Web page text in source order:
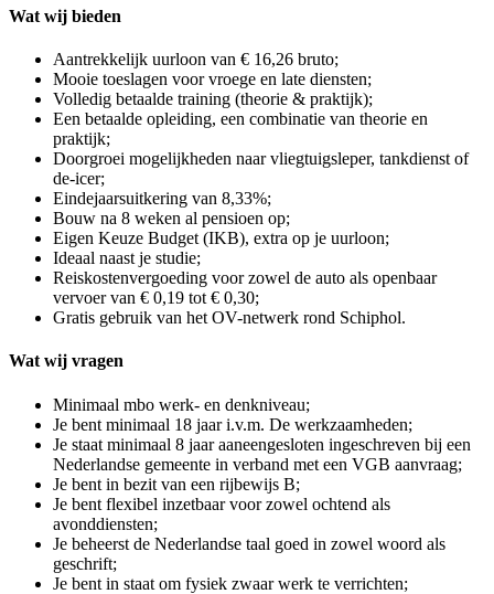
Wat wij bieden
Aantrekkelijk uurloon van € 16,26 bruto;
Mooie toeslagen voor vroege en late diensten;
Volledig betaalde training (theorie & praktijk);
Een betaalde opleiding, een combinatie van theorie en
praktijk;
Doorgroei mogelijkheden naar vliegtuigsleper, tankdienst of
de-icer;
Eindejaarsuitkering van 8,33%;
Bouw na 8 weken al pensioen op;
Eigen Keuze Budget (IKB), extra op je uurloon;
Ideaal naast je studie;
Reiskostenvergoeding voor zowel de auto als openbaar
vervoer van € 0,19 tot € 0,30;
Gratis gebruik van het OV-netwerk rond Schiphol.
Wat wij vragen
Minimaal mbo werk- en denkniveau;
Je bent minimaal 18 jaar i.v.m. De werkzaamheden;
Je staat minimaal 8 jaar aaneengesloten ingeschreven bij een
Nederlandse gemeente in verband met een VGB aanvraag;
Je bent in bezit van een rijbewijs B;
Je bent flexibel inzetbaar voor zowel ochtend als
avonddiensten;
Je beheerst de Nederlandse taal goed in zowel woord als
geschrift;
Je bent in staat om fysiek zwaar werk te verrichten;